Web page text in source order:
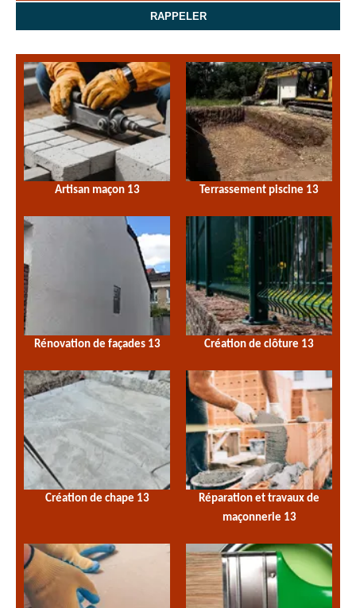
Artisan maçon 13 Terrassement piscine 13
Rénovation de façades 13 Création de clôture 13
Création de chape 13
Réparation et travaux de
maçonnerie 13